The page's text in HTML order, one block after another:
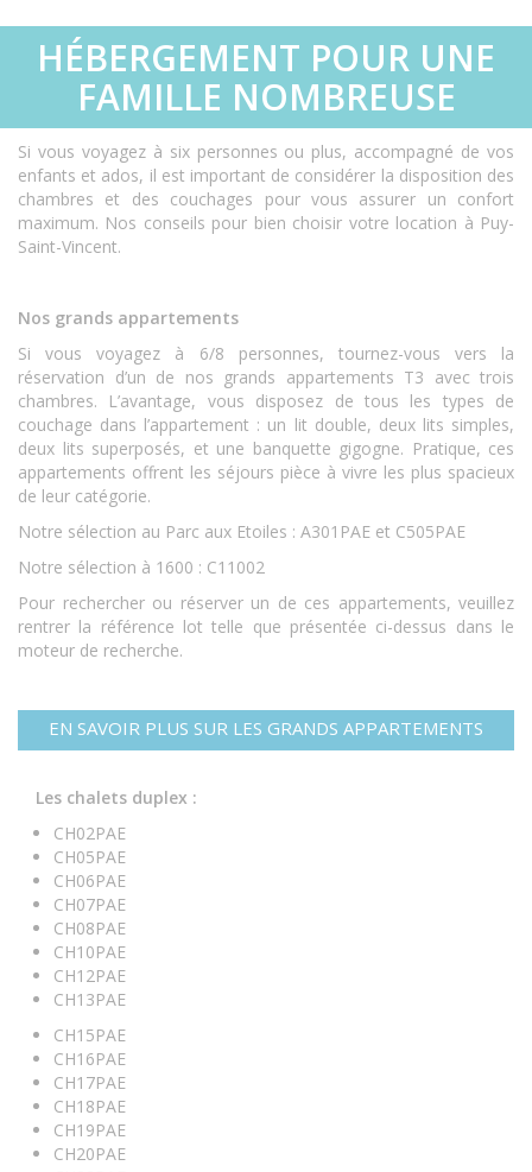
HÉBERGEMENT POUR UNE
FAMILLE NOMBREUSE
Si vous voyagez à six personnes ou plus, accompagné de vos
enfants et ados, il est important de considérer la disposition des
chambres et des couchages pour vous assurer un confort
maximum. Nos conseils pour bien choisir votre location à Puy-
Saint-Vincent.
Nos grands appartements
Si vous voyagez à 6/8 personnes, tournez-vous vers la
réservation d’un de nos grands appartements T3 avec trois
chambres. L’avantage, vous disposez de tous les types de
couchage dans l’appartement : un lit double, deux lits simples,
deux lits superposés, et une banquette gigogne. Pratique, ces
appartements offrent les séjours pièce à vivre les plus spacieux
de leur catégorie.
Notre sélection au Parc aux Etoiles : A301PAE et C505PAE
Notre sélection à 1600 : C11002
Pour rechercher ou réserver un de ces appartements, veuillez
rentrer la référence lot telle que présentée ci-dessus dans le
moteur de recherche.
EN SAVOIR PLUS SUR LES GRANDS APPARTEMENTS
Les chalets duplex :
CH02PAE
CH05PAE
CH06PAE
CH07PAE
CH08PAE
CH10PAE
CH12PAE
CH13PAE
CH15PAE
CH16PAE
CH17PAE
CH18PAE
CH19PAE
CH20PAE